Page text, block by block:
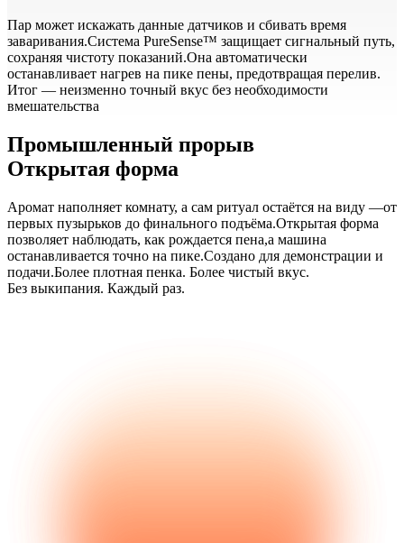
Пар может искажать данные датчиков и сбивать время
заваривания.Система PureSense™ защищает сигнальный путь,
сохраняя чистоту показаний.Она автоматически
останавливает нагрев на пике пены, предотвращая перелив.
Итог — неизменно точный вкус без необходимости
вмешательства
Промышленный прорыв
Открытая форма
Аромат наполняет комнату, а сам ритуал остаётся на виду —от
первых пузырьков до финального подъёма.Открытая форма
позволяет наблюдать, как рождается пена,а машина
останавливается точно на пике.Создано для демонстрации и
подачи.Более плотная пенка. Более чистый вкус.
Без выкипания. Каждый раз.